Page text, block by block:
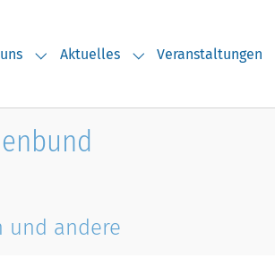
Submenu for "Über uns"
Aktuelles
Submenu for
Veranstaltungen
und andere